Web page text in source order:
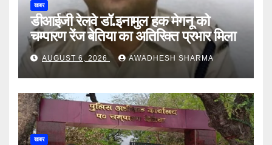
खबर
डीआईजी रेलवे डॉ.इनामुल हक मेगनू को
चम्पारण रेंज बेतिया का अतिरिक्त प्रभार मिला
AUGUST 6, 2026 AWADHESH SHARMA
खबर